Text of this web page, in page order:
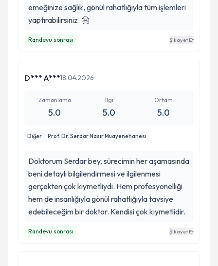
emeğinize sağlık, gönül rahatlığıyla tüm işlemleri
yaptırabilirsiniz. 🤗
Randevu sonrası Şikayet Et
D*** A***18.04.2026
Zamanlama
5.0
İlgi
5.0
Ortam
5.0
Diğer Prof. Dr. Serdar Nasır Muayenehanesi
Doktorum Serdar bey, sürecimin her aşamasında
beni detaylı bilgilendirmesi ve ilgilenmesi
gerçekten çok kıymetliydi. Hem profesyonelliği
hem de insanlığıyla gönül rahatlığıyla tavsiye
edebileceğim bir doktor. Kendisi çok kıymetlidir.
Randevu sonrası Şikayet Et